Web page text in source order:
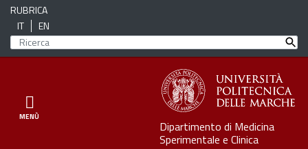
RUBRICA
IT
EN
Toggle navigation
MENÙ
Dipartimento di Medicina
Sperimentale e Clinica